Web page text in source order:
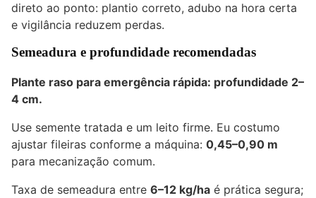
direto ao ponto: plantio correto, adubo na hora certa
e vigilância reduzem perdas.
Semeadura e profundidade recomendadas
Plante raso para emergência rápida: profundidade 2–
4 cm.
Use semente tratada e um leito firme. Eu costumo
ajustar fileiras conforme a máquina: 0,45–0,90 m
para mecanização comum.
Taxa de semeadura entre 6–12 kg/ha é prática segura;